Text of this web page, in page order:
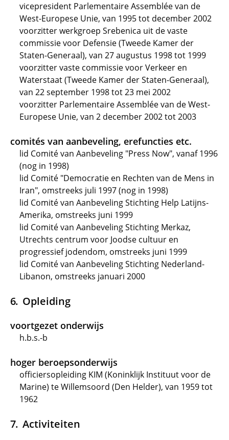
vicepresident Parlementaire Assemblée van de
West-Europese Unie, van 1995 tot december 2002
voorzitter werkgroep Srebenica uit de vaste
commissie voor Defensie (Tweede Kamer der
Staten-Generaal), van 27 augustus 1998 tot 1999
voorzitter vaste commissie voor Verkeer en
Waterstaat (Tweede Kamer der Staten-Generaal),
van 22 september 1998 tot 23 mei 2002
voorzitter Parlementaire Assemblée van de West-
Europese Unie, van 2 december 2002 tot 2003
comités van aanbeveling, erefuncties etc.
lid Comité van Aanbeveling "Press Now", vanaf 1996
(nog in 1998)
lid Comité "Democratie en Rechten van de Mens in
Iran", omstreeks juli 1997 (nog in 1998)
lid Comité van Aanbeveling Stichting Help Latijns-
Amerika, omstreeks juni 1999
lid Comité van Aanbeveling Stichting Merkaz,
Utrechts centrum voor Joodse cultuur en
progressief jodendom, omstreeks juni 1999
lid Comité van Aanbeveling Stichting Nederland-
Libanon, omstreeks januari 2000
Opleiding
voortgezet onderwijs
h.b.s.-b
hoger beroepsonderwijs
officiersopleiding KIM (Koninklijk Instituut voor de
Marine) te Willemsoord (Den Helder), van 1959 tot
1962
Activiteiten